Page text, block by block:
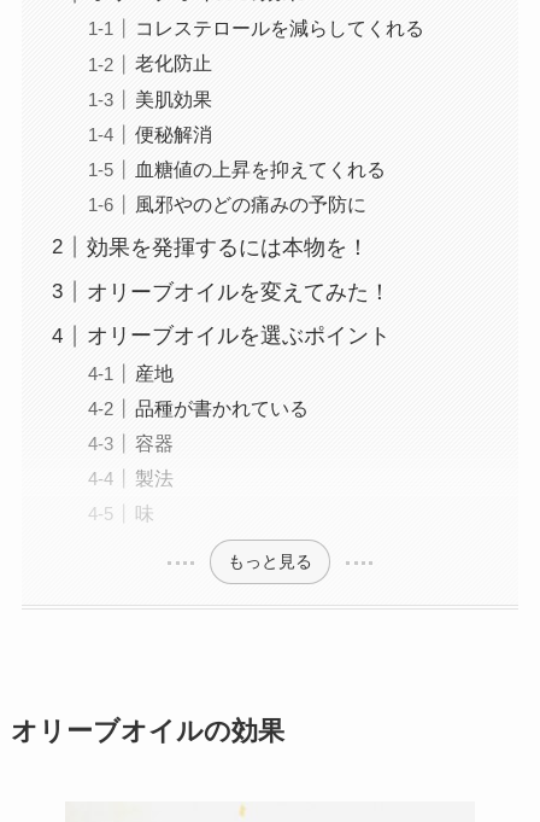
コレステロールを減らしてくれる
老化防止
美肌効果
便秘解消
血糖値の上昇を抑えてくれる
風邪やのどの痛みの予防に
効果を発揮するには本物を！
オリーブオイルを変えてみた！
オリーブオイルを選ぶポイント
産地
品種が書かれている
容器
製法
味
もっと見る
オリーブオイルの効果